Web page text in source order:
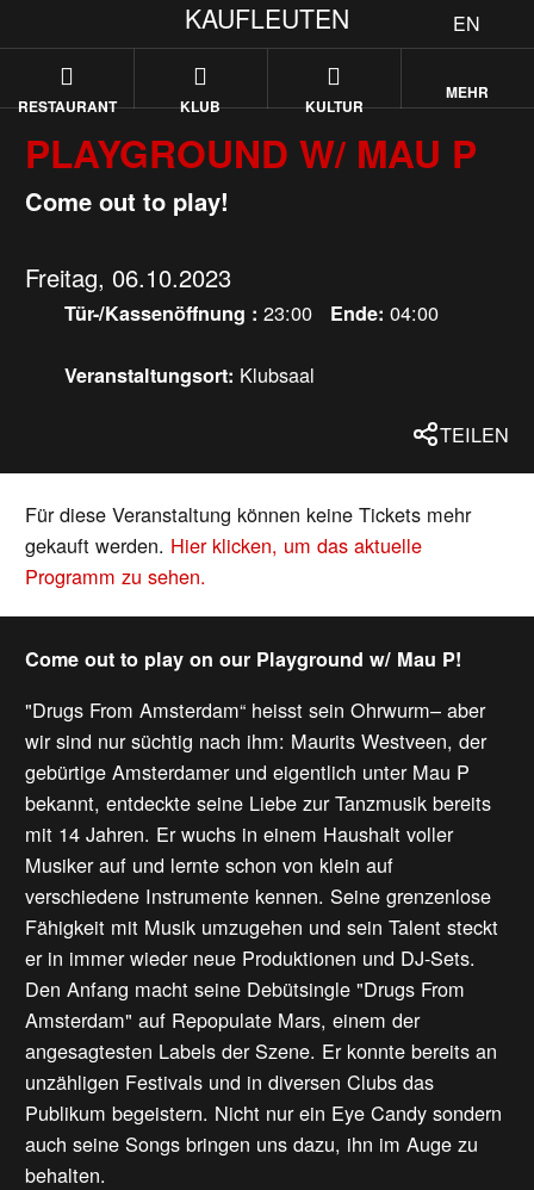
EN
KAUFLEUTEN
RESTAURANT KLUB KULTUR
MEHR
PLAYGROUND W/ MAU P
Come out to play!
Freitag, 06.10.2023
Tür-/Kassenöffnung : 23:00 Ende: 04:00
Veranstaltungsort: Klubsaal
TEILEN
Für diese Veranstaltung können keine Tickets mehr
gekauft werden. Hier klicken, um das aktuelle
Programm zu sehen.
Come out to play on our Playground w/ Mau P!
"Drugs From Amsterdam“ heisst sein Ohrwurm– aber
wir sind nur süchtig nach ihm: Maurits Westveen, der
gebürtige Amsterdamer und eigentlich unter Mau P
bekannt, entdeckte seine Liebe zur Tanzmusik bereits
mit 14 Jahren. Er wuchs in einem Haushalt voller
Musiker auf und lernte schon von klein auf
verschiedene Instrumente kennen. Seine grenzenlose
Fähigkeit mit Musik umzugehen und sein Talent steckt
er in immer wieder neue Produktionen und DJ-Sets.
Den Anfang macht seine Debütsingle "Drugs From
Amsterdam" auf Repopulate Mars, einem der
angesagtesten Labels der Szene. Er konnte bereits an
unzähligen Festivals und in diversen Clubs das
Publikum begeistern. Nicht nur ein Eye Candy sondern
auch seine Songs bringen uns dazu, ihn im Auge zu
behalten.